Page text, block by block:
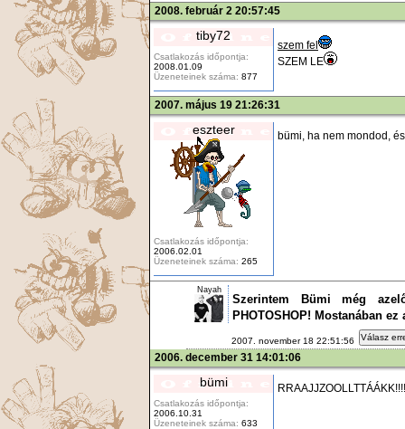
2008. február 2 20:57:45
tiby72
Csatlakozás időpontja:
2008.01.09
Üzeneteinek száma: 877
szem fel
SZEM LE
2007. május 19 21:26:31
eszteer
Csatlakozás időpontja:
2006.02.01
Üzeneteinek száma: 265
bümi, ha nem mondod,
Nayah
Szerintem Bümi még
PHOTOSHOP! Mostanában
2007. november 18 22:51:56 Válasz
2006. december 31 14:01:06
bümi
Csatlakozás időpontja:
2006.10.31
Üzeneteinek száma: 633